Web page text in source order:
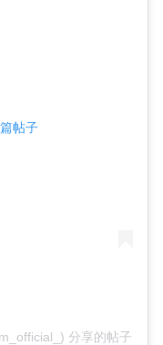
帖子
分享的帖子